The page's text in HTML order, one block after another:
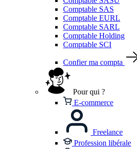
Comptable SAS
Comptable EURL
Comptable SARL
Comptable Holding
Comptable SCI
Confier ma compta
Pour qui ?
E-commerce
Freelance
Profession libérale